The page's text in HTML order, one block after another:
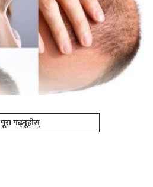
पूरा पढ्नूहोस्